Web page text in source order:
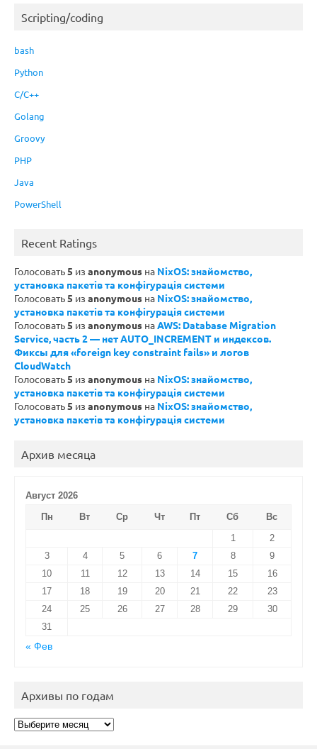
Scripting/coding
bash
Python
C/C++
Golang
Groovy
PHP
Java
PowerShell
Recent Ratings
Голосовать5 из anonymous на NixOS: знайомство,
установка пакетів та конфігурація системи
Голосовать5 из anonymous на NixOS: знайомство,
установка пакетів та конфігурація системи
Голосовать5 из anonymous наAWS: Database Migration
Service, часть 2 — нет AUTO_INCREMENT и индексов.
Фиксы для «foreign key constraint fails» и логов
CloudWatch
Голосовать5 из anonymous на NixOS: знайомство,
установка пакетів та конфігурація системи
Голосовать5 из anonymous на NixOS: знайомство,
установка пакетів та конфігурація системи
Архив месяца
Август 2026
Пн
Вт Ср Чт Пт Сб
Вс
1
2
3
4 5 6 7 8
9
10
11 12 13 14 15
16
17
18 19 20 21 22
23
24
25 26 27 28 29
30
31
« Фев
Архивы по годам
Архивы